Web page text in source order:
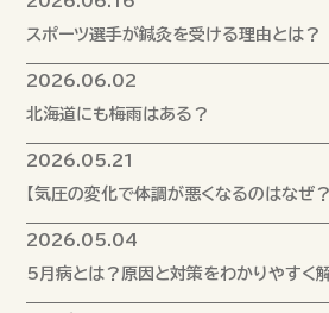
スポーツ選手が鍼灸を受ける理由とは？
2026.06.02
北海道にも梅雨はある？
2026.05.21
【気圧の変化で体調が悪くなるのはなぜ
2026.05.04
5月病とは？原因と対策をわかりやすく